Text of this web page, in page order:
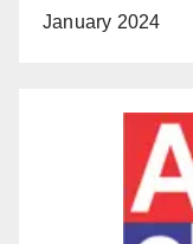
January 2024